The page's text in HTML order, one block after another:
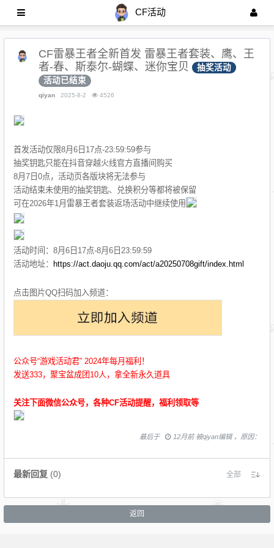
CF活动
CF雷暴王者全新首发 雷暴王者套装、鹰、王
者-春、斯泰尔-蝴蝶、迷你宝贝
抽奖活动
活动已结束
qiyan 2025-8-2 4526
首发活动仅限8月6日17点-23:59:59参与
抽奖钥匙只能在抖音穿越火线官方直播间购买
8月7日0点，活动页各版块将无法参与
活动结束未使用的抽奖钥匙、兑换积分等都将被保留
可在2026年1月雷暴王者套装返场活动中继续使用
活动时间：8月6日17点-8月6日23:59:59
活动地址： https://act.daoju.qq.com/act/a20250708gift/index.html
点击图片QQ扫码加入频道：
公众号“游戏活动君” 2024年每月福利！
发送333，聚宝盆成团10人，拿全新永久道具
关注下面微信公众号，各种CF活动提醒，福利领取等
最后于 12月前 被qiyan编辑 ，原因：
最新回复 (0) 全部
返回